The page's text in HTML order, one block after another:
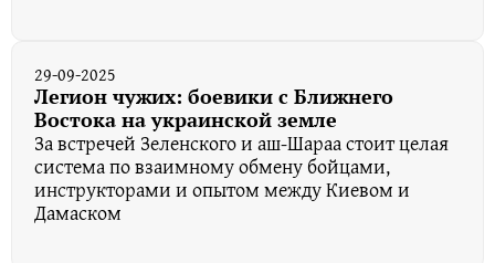
29-09-2025
Легион чужих: боевики с Ближнего
Востока на украинской земле
За встречей Зеленского и аш-Шараа стоит целая
система по взаимному обмену бойцами,
инструкторами и опытом между Киевом и
Дамаском